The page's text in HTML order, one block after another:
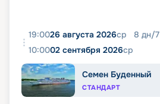
19:0026 августа 2026ср 8 дн/7
10:0002 сентября 2026ср
Семен Буденный
СТАНДАРТ